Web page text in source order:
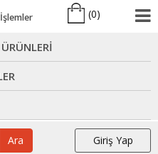
İşlemler (0)
Ara Giriş Yap